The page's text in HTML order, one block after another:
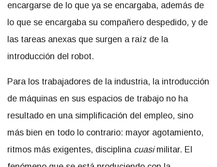
encargarse de lo que ya se encargaba, además de
lo que se encargaba su compañero despedido, y de
las tareas anexas que surgen a raíz de la
introducción del robot.
Para los trabajadores de la industria, la introducción
de máquinas en sus espacios de trabajo no ha
resultado en una simplificación del empleo, sino
más bien en todo lo contrario: mayor agotamiento,
ritmos más exigentes, disciplinacuasimilitar. El